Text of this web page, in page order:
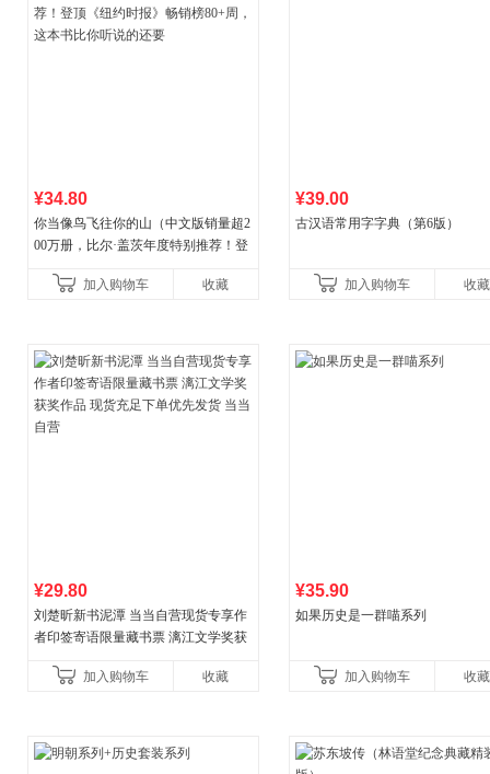
¥34.80
你当像鸟飞往你的山（中文版销量超2
00万册，比尔·盖茨年度特别推荐！登
比你听说的还要
加入购物车 收藏
¥39.00
古汉语常用字字典（第6版）
加入购物车 收藏
¥29.80
刘楚昕新书泥潭 当当自营现货专享作
者印签寄语限量藏书票 漓江文学奖获
加入购物车 收藏
¥35.90
如果历史是一群喵系列
加入购物车 收藏